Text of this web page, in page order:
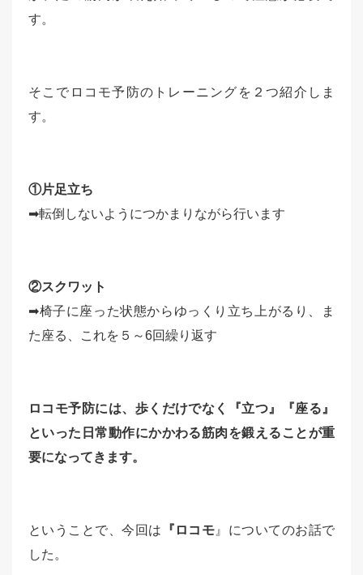
す。
そこでロコモ予防のトレーニングを２つ紹介しま
す。
①片足立ち
➡転倒しないようにつかまりながら行います
②スクワット
➡椅子に座った状態からゆっくり立ち上がるり、ま
た座る、これを５～6回繰り返す
ロコモ予防には、歩くだけでなく『立つ』『座る』
といった日常動作にかかわる筋肉を鍛えることが重
要になってきます。
ということで、今回は 『ロコモ 』についてのお話で
した。